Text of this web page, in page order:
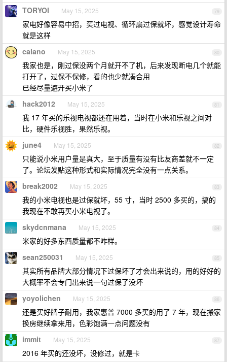
79
TORYOI May 15, 2025
家电好像容易中招，买过电视、循环扇过保就坏，感觉设计寿命
就是这样
80
calano May 15, 2025
我家也是，刚过保没两个月就开不了机，后来发现断电几个就能
打开了，过保不保修，看的也少就凑合用
已经尽量避开买小米了
81
hack2012 May 15, 2025
我 17 年买的乐视电视都还在用着，当时在小米和乐视之间对
比，硬件乐视胜，果然乐视。
82
june4 May 15, 2025
只能说小米用户量是真大，至于质量有没有比友商差就不一定
了。论坛发贴这种形式和实际情况完全没有一点关系。
83
break2002 May 15, 2025
我的小米电视也是过保就坏，55 寸，当时 2500 多买的，搞的
我现在不敢再买小米电视了。
84
skydcnmana May 15, 2025
米家的好多东西质量都不咋样。
85
sean250031 May 15, 2025
其实所有品牌大部分情况下过保坏了才会出来说的，用的好好的
大概率不会专门出来说一句过保了没坏
86
yoyolichen May 15, 2025
还是买好牌子耐用，我家惠普 7000 多买的用了 7 年，现在搬家
换房继续拿来用，色彩饱满一点问题没有
87
immit May 15, 2025
2016 年买的还没坏，没修过，就是卡